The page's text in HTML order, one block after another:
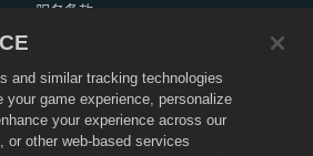
服务条款
售或分享我的个人信息
退款政策
Cookie政策
商店支持
and similar tracking technologies
your game experience, personalize
your experience across our
or other web-based services